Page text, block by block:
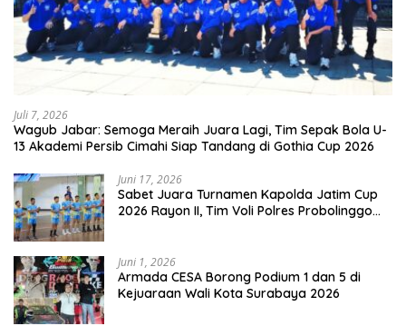
Juli 7, 2026
Wagub Jabar: Semoga Meraih Juara Lagi, Tim Sepak Bola U-
13 Akademi Persib Cimahi Siap Tandang di Gothia Cup 2026
Juni 17, 2026
Sabet Juara Turnamen Kapolda Jatim Cup
2026 Rayon II, Tim Voli Polres Probolinggo
Juni 1, 2026
Armada CESA Borong Podium 1 dan 5 di
Kejuaraan Wali Kota Surabaya 2026